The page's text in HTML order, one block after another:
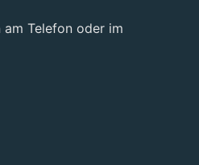
Telefon oder im